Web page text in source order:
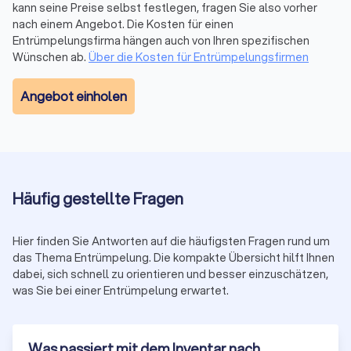
Rechtliche Aspekte bei der Entrümpelung
Bei einer Entrümpelung gelten bestimmte gesetzliche
Vorgaben.SondermüllundElektroschrottmüssen
fachgerecht entsorgt werden. Seriöse Anbieter kennen die
Vorschriften und kümmern sich um die
Wer aus einer Mietwohnung auszieht, sollte den
prüfen: Oft ist eine besenreine Übergabe Pflicht. Nach einem
Wenn Sie schnell, unkompliziert und transparentdie
passende Entrümpelungsfirma in Bitterfeld findenmöchten,
können Sie geprüfte Dienstleister auf Trustlocal vergleichen.
Jede
kann seine Preise selbst festlegen, fragen Sie also vorher
nach einem Angebot. Die Kosten für einen
Entrümpelungsfirma hängen auch von Ihren spezifischen
Wünschen ab. Über die Kosten für Entrümpelungsfirmen
Angebot einholen
Häufig gestellte Fragen
Hier finden Sie Antworten auf die häufigsten Fragen rund um
das Thema Entrümpelung. Die kompakte Übersicht hilft Ihnen
dabei, sich schnell zu orientieren und besser einzuschätzen,
was Sie bei einer Entrümpelung erwartet.